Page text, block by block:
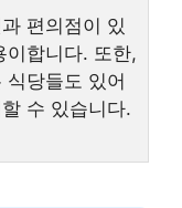
편의점이 있
이합니다. 또한,
식당들도 있어
수 있습니다.